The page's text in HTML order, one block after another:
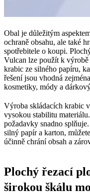
Obal je důležitým
ochraně obsahu, ale také
spotřebitele o koupi.
Vulcan lze použít k
krabic ze silného papíru,
řešení jsou vhodná
kosmetiky, módy a
Výroba skládacích krabic
vysokou stabilitu
požadavky snadno
silný papír a karton,
účinně chrání obsah a
Plochý řezací
širokou škálu